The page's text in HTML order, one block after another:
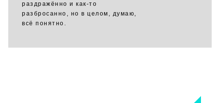
раздражённо и как-то
разбросанно, но в целом, думаю,
всё понятно.